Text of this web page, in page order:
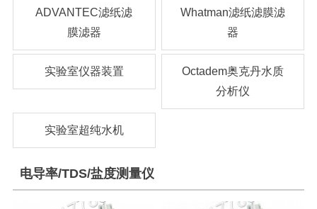
ADVANTEC滤纸滤
膜滤器
Whatman滤纸滤膜滤
器
实验室仪器装置
Octadem奥克丹水质
分析仪
实验室超纯水机
电导率/TDS/盐度测量仪